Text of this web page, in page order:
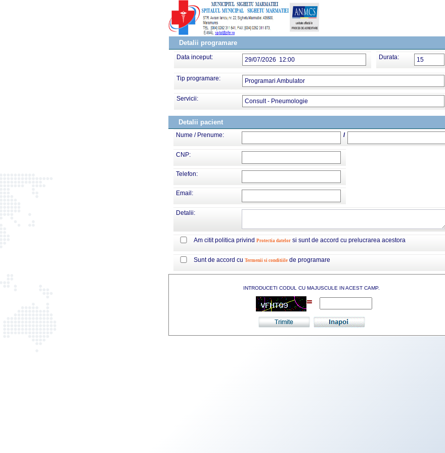
Detalii programare
Data inceput: 29/07/2026 12:00 Durata: 15
Tip programare: Programari Ambulator
Servicii: Consult - Pneumologie
Detalii pacient
Nume / Prenume: /
CNP:
Telefon:
Email:
Detalii:
Am citit politica privind Protectia datelor si sunt de accord cu prelucrarea acestora
Sunt de accord cu Termenii si conditiile de programare
INTRODUCETI CODUL CU MAJUSCULE IN ACEST CAMP.
=